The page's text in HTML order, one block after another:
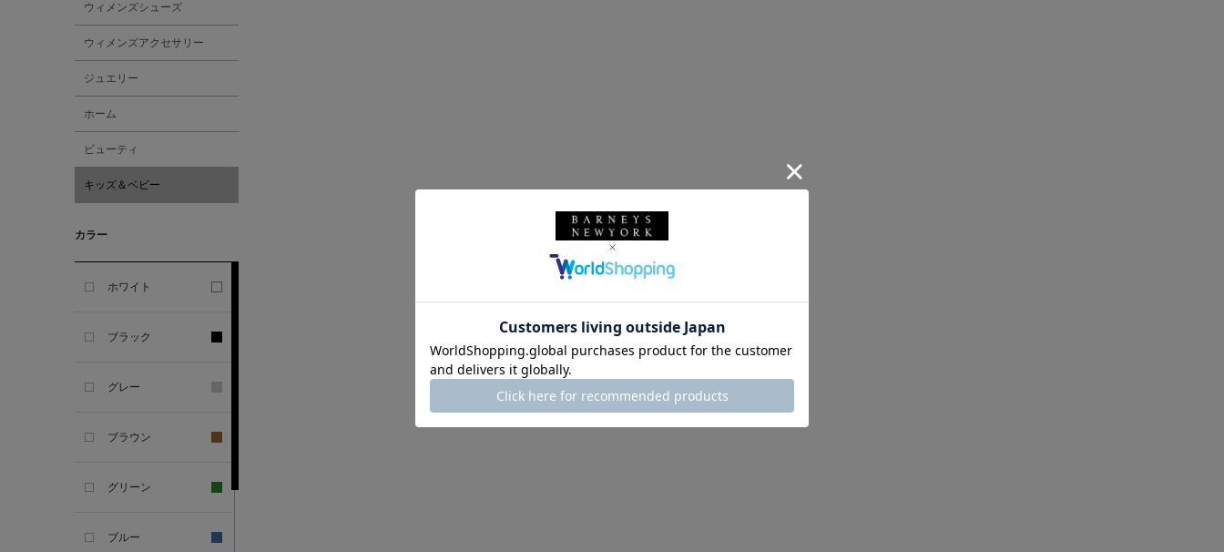
ALPO
ALTEA
AMOMENTO
ANCIENT GREEK
ウィメンズシューズ
ウィメンズアクセサリー
ジュエリー
ホーム
ビューティ
キッズ＆ベビー
カラー
ホワイト
ブラック
グレー
ブラウン
グリーン
ブルー